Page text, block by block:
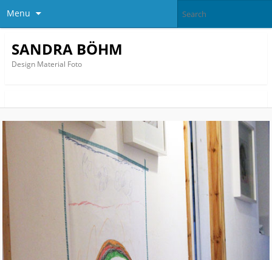
Menu
SANDRA BÖHM
Design Material Foto